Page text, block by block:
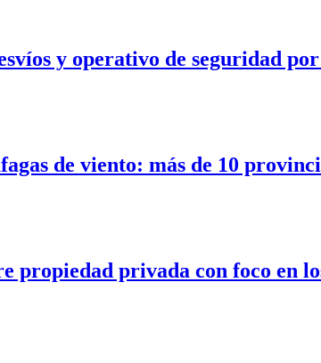
y operativo de seguridad
de viento: más de 10
propiedad privada con foco en